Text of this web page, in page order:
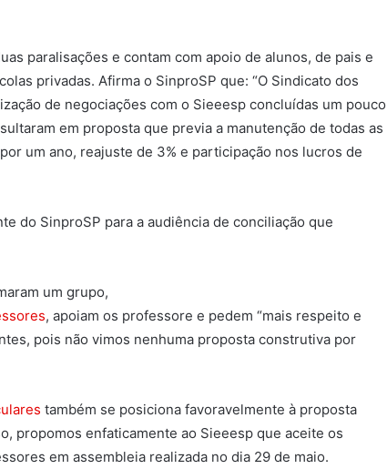
paralisações e contam com apoio de alunos, de pais e
privadas. Afirma o SinproSP que: “O Sindicato dos
de negociações com o Sieeesp concluídas um pouco
em proposta que previa a manutenção de todas as
um ano, reajuste de 3% e participação nos lucros de
do SinproSP para a audiência de conciliação que
um grupo,
, apoiam os professore e pedem “mais respeito e
pois não vimos nenhuma proposta construtiva por
também se posiciona favoravelmente à proposta
propomos enfaticamente ao Sieeesp que aceite os
em assembleia realizada no dia 29 de maio.